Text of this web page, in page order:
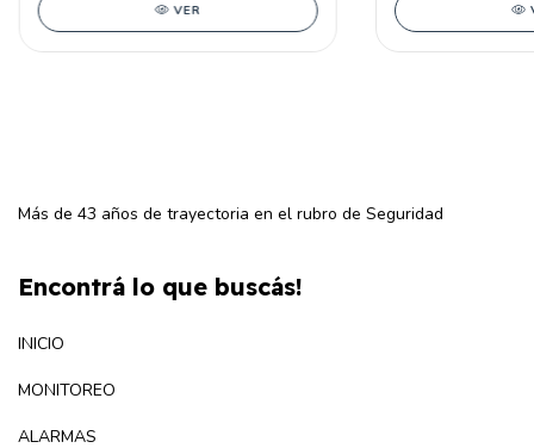
VER
Más de 43 años de trayectoria en el rubro de Seguridad
Encontrá lo que buscás!
INICIO
MONITOREO
ALARMAS